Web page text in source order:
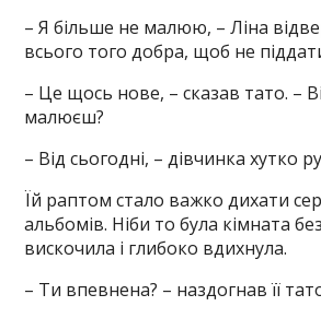
– Я більше не малюю, – Ліна
всього того добра, щоб не
– Це щось нове, – сказав тато. –
малюєш?
– Від сьогодні, – дівчинка хутко
Їй раптом стало важко дихати
альбомів. Ніби то була кімната
вискочила і глибоко вдихнула.
– Ти впевнена? – наздогнав її